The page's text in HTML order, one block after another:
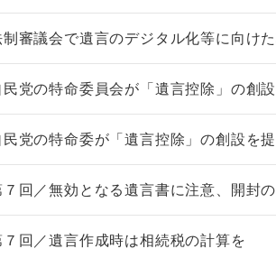
制審議会で遺言のデジタル化等に向け
民党の特命委員会が「遺言控除」の創
民党の特命委が「遺言控除」の創設を
７回／無効となる遺言書に注意、開封
７回／遺言作成時は相続税の計算を